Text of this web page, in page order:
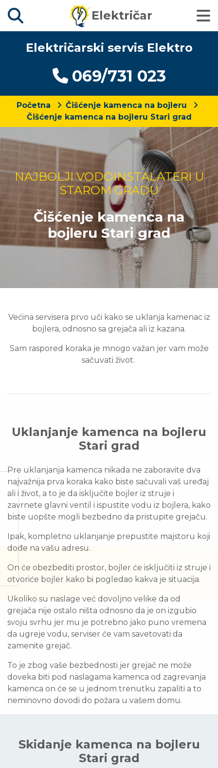
Električar
Električarski servis Elektro
069/731 023
Početna
Čišćenje kamenca na bojleru
Čišćenje kamenca na bojleru Stari grad
NAJBOLJI VODOINSTALATERI U
STAROM GRADU
Čišćenje kamenca na
bojleru Stari grad
Većina servisera prvo uči kako se uklanja kamenac iz
bojlera, odnosno sa grejača ali iz kazana.
Sam raspored koraka je mnogo važan jer vam može
sačuvati život.
Uklanjanje kamenca na bojleru
Stari grad
Pre uklanjanja kamenca nikada ne zaboravite dva
najvažnija prva koraka kako biste sačuvali vaš uređaj
ali i život, a to je da isključite bojler iz struje i
zavrnete glavni ventil i ispustite vodu iz bojlera, kako
biste uopšte mogli bezbedno da pristupite grejaču.
Ipak, kompletno uklanjanje prepustite majstoru koji
dođe na vašu adresu.
On će obezbediti prostor, bojler će isključiti iz struje i
otvoriće bojler kako bi pogledao kakva je situacija.
Ukoliko su naslage već dovoljno velike da od
grejača nije ostalo ništa odnosno da je on izgubio
svoju svrhu jer mu je potrebno jako puno vremena
da ugreje vodu, serviser će vam savetovati da
zamenite grejač.
To je zbog vaše bezbednosti jer grejač ne može
doveka biti pod naslagama kamenca od zagrevanja
kamenca on će se u jednom trenutku zapaliti a to
neminovno dovodi do požara u vašem domu.
Skidanje kamenca na bojleru
Stari grad